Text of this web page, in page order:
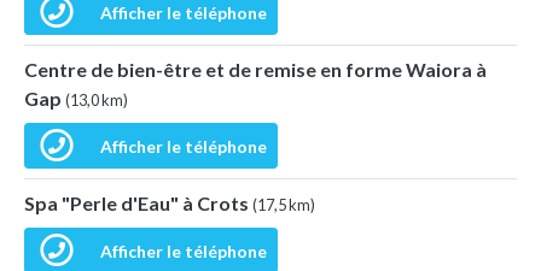
Afficher le téléphone
Centre de bien-être et de remise en forme Waiora à
Gap (13,0 km)
Afficher le téléphone
Spa "Perle d'Eau" à Crots (17,5 km)
Afficher le téléphone